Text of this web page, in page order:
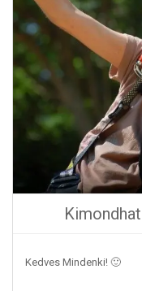
Kedves Mindenki! 🙂